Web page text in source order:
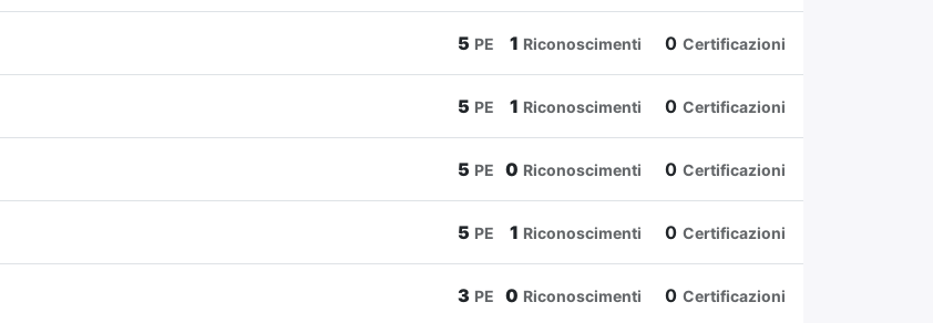
5 PE 1 Riconoscimenti 0 Certificazioni
5 PE 1 Riconoscimenti 0 Certificazioni
5 PE 0 Riconoscimenti 0 Certificazioni
5 PE 1 Riconoscimenti 0 Certificazioni
3 PE 0 Riconoscimenti 0 Certificazioni